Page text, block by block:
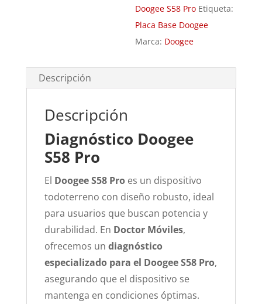
Doogee S58 Pro Etiqueta:
Placa Base Doogee
Marca: Doogee
Descripción
Descripción
Diagnóstico Doogee
S58 Pro
El Doogee S58 Proes un dispositivo
todoterreno con diseño robusto, ideal
para usuarios que buscan potencia y
durabilidad. En Doctor Móviles,
ofrecemos un diagnóstico
especializado para el Doogee S58 Pro,
asegurando que el dispositivo se
mantenga en condiciones óptimas.